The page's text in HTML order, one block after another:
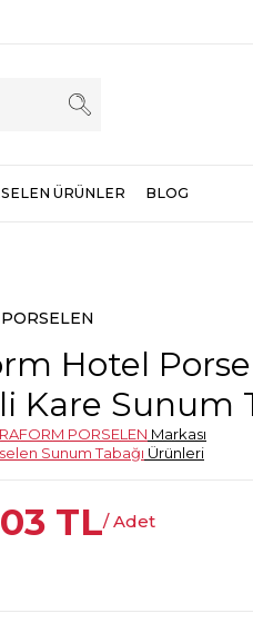
ÜRÜNLER BLOG
Hotel
Kare Sunum
PORSELEN Markası
Sunum Tabağı Ürünleri
TL/ Adet